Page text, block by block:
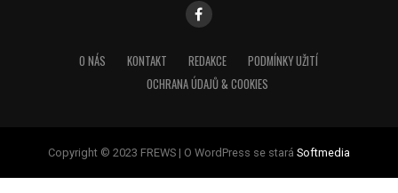
O NÁS KONTAKT REDAKCE
PODMÍNKY UŽITÍ
OCHRANA ÚDAJŮ & COOKIES
Copyright © 2023 FREWS | O WordPress se stará Softmedia